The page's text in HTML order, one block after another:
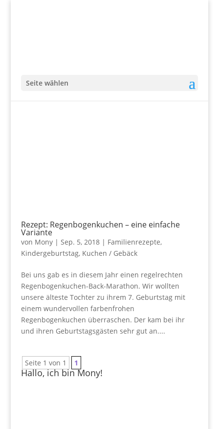
Seite wählen
Rezept: Regenbogenkuchen – eine einfache
Variante
von Mony| Sep. 5, 2018| Familienrezepte,
Kindergeburtstag, Kuchen / Gebäck
Bei uns gab es in diesem Jahr einen regelrechten
Regenbogenkuchen-Back-Marathon. Wir wollten
unsere älteste Tochter zu ihrem 7. Geburtstag mit
einem wundervollen farbenfrohen
Regenbogenkuchen überraschen. Der kam bei ihr
und ihren Geburtstagsgästen sehr gut an....
Seite 1 von 1 1
Hallo, ich bin Mony!